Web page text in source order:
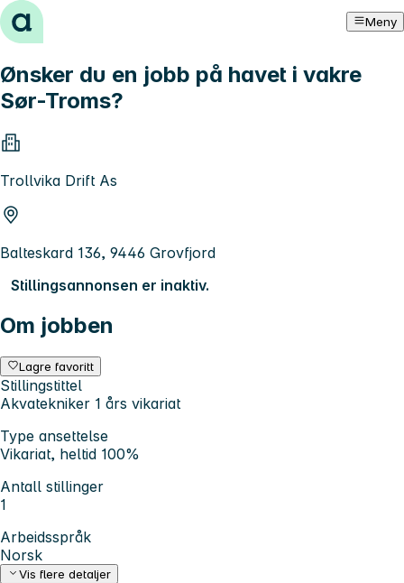
Hopp til innhold Meny
Ønsker du en jobb på havet i vakre
Sør-Troms?
Trollvika Drift As
Balteskard 136, 9446 Grovfjord
Stillingsannonsen er inaktiv.
Om jobben
Lagre favoritt
Stillingstittel
Akvatekniker 1 års vikariat
Type ansettelse
Vikariat, heltid 100%
Antall stillinger
1
Arbeidsspråk
Norsk
Vis flere detaljer